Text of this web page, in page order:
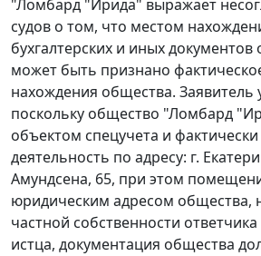
"Ломбард "Ирида" выражает
судов о том, что местом
бухгалтерских и иных
может быть признано
нахождения общества. Заявитель
поскольку общество "Ломбард
объектом спецучета и
деятельность по адресу: г.
Амундсена, 65, при этом
юридическим адресом общества,
частной собственности
истца, документация общества